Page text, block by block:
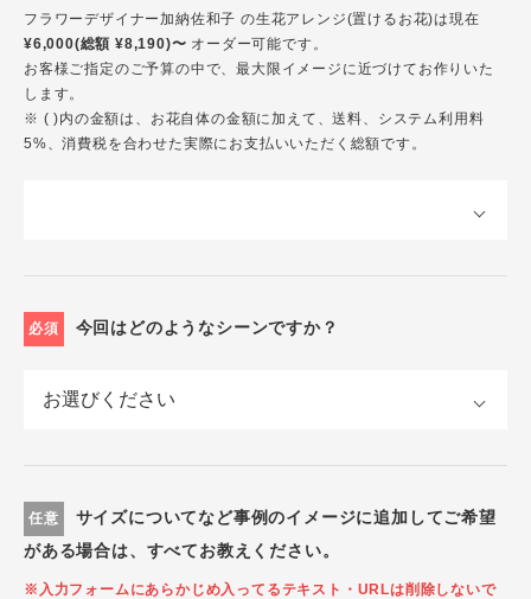
フラワーデザイナー加納佐和子 の生花アレンジ(置けるお花)は現在
¥6,000(総額 ¥8,190)〜 オーダー可能です。
お客様ご指定のご予算の中で、最大限イメージに近づけてお作りいた
します。
※ ( )内の金額は、お花自体の金額に加えて、送料、システム利用料
5%、消費税を合わせた実際にお支払いいただく総額です。
必須 今回はどのようなシーンですか？
任意
サイズについてなど事例のイメージに追加してご希望
がある場合は、すべてお教えください。
※入力フォームにあらかじめ入ってるテキスト・URLは削除しないで